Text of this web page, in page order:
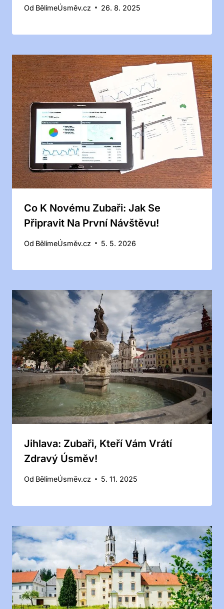
Od BělímeÚsměv.cz 26. 8. 2025
Co K Novému Zubaři: Jak Se
Připravit Na První Návštěvu!
Od BělímeÚsměv.cz 5. 5. 2026
Jihlava: Zubaři, Kteří Vám Vrátí
Zdravý Úsměv!
Od BělímeÚsměv.cz 5. 11. 2025